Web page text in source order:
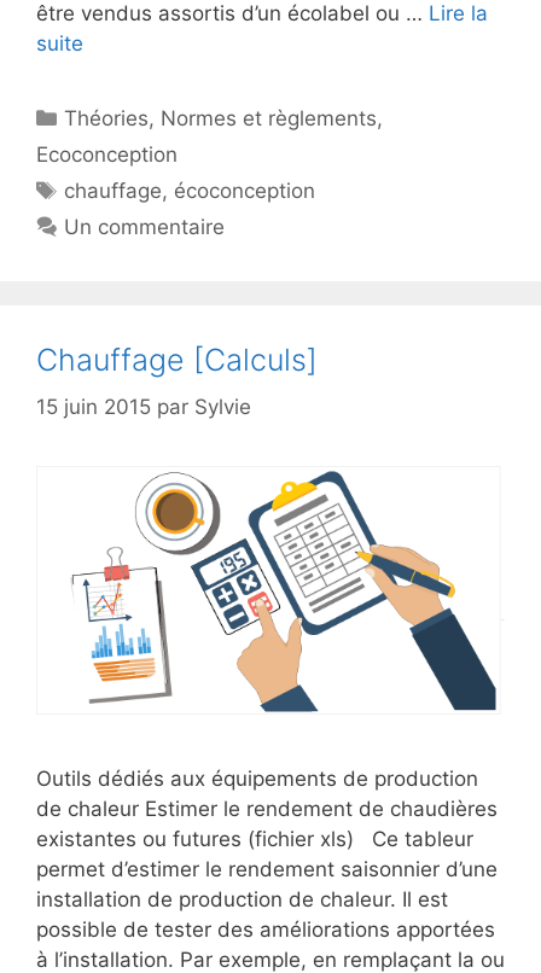
être vendus assortis d’un écolabel ou … Lire la
suite
Catégories
Théories, Normes et règlements,
Ecoconception
Étiquettes
chauffage, écoconception
Un commentaire
Chauffage [Calculs]
15 juin 2015 par Sylvie
Outils dédiés aux équipements de production
de chaleur Estimer le rendement de chaudières
existantes ou futures (fichier xls) Ce tableur
permet d’estimer le rendement saisonnier d’une
installation de production de chaleur. Il est
possible de tester des améliorations apportées
à l’installation. Par exemple, en remplaçant la ou